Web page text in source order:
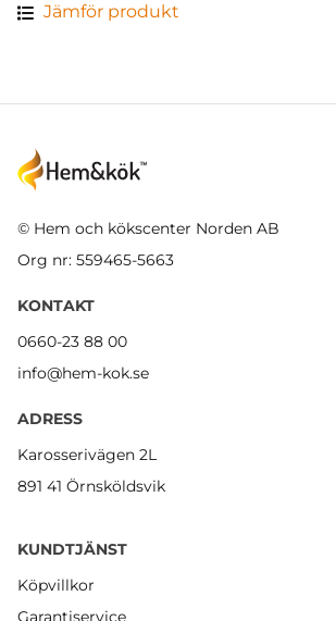
Jämför produkt
© Hem och kökscenter Norden AB
Org nr: 559465-5663
KONTAKT
0660-23 88 00
info@hem-kok.se
ADRESS
Karosserivägen 2L
891 41 Örnsköldsvik
KUNDTJÄNST
Köpvillkor
Garantiservice